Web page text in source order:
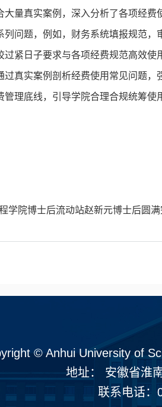
量真实案例，深入分析了各项经
问题，例如，财务系统填报规范
日子要求与各项经费规范高效使
真实案例剖析经费使用常见问题
理底线，引导学院合理合规统筹
学院博士后流动站赵新元博士后圆
© Anhui University of
地址： 安徽省淮
联系电话：